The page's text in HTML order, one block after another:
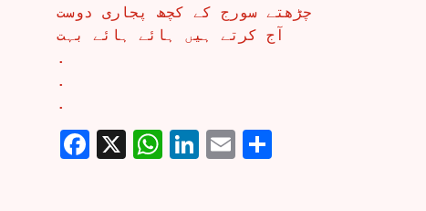
چڑھتے سورج کے کچھ پجاری دوست
آج کرتے ہیں ہائے ہائے بہت
.
.
.
Facebook
X WhatsApp
LinkedIn
EmailShare